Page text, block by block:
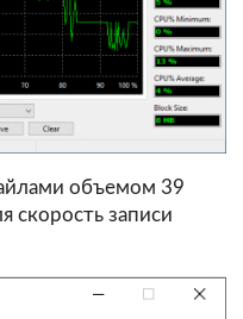
объемом 39
скорость записи